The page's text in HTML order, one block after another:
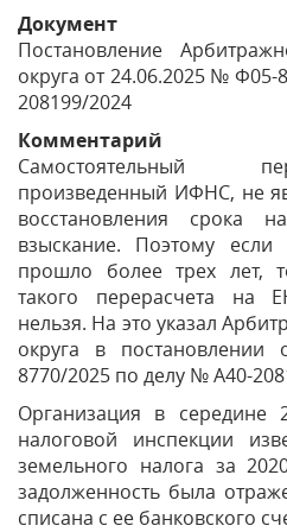
Документ
Постановление
округа от 24.06.2025 №
208199/2024
Комментарий
Самостоятельный
произведенный ИФНС, не
восстановления срока
взыскание. Поэтому
прошло более трех лет,
такого перерасчета на
нельзя. На это указал
округа в
8770/2025 по делу № А40-
Организация в середине
налоговой инспекции
земельного налога за
задолженность была
списана с ее банковского